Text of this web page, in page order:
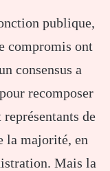
publique,
compromis ont
consensus a
recomposer
de
la majorité, en
Mais la